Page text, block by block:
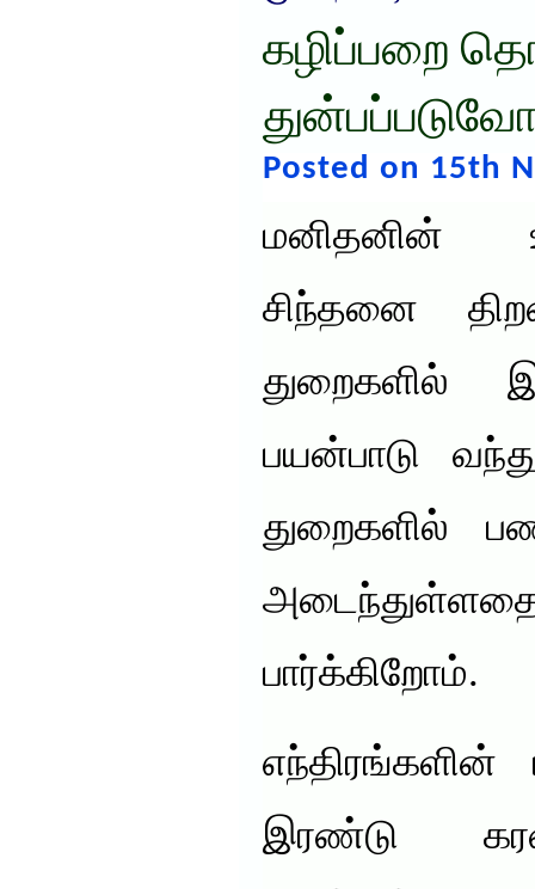
​கழிப்பறை
Posted on 15th
மனிதனின்
சிந்தனை
துறைகளில்
பயன்பாடு
துறைகளில்
பார்க்கிறோம்.
எந்திரங்களின்
இரண்டு